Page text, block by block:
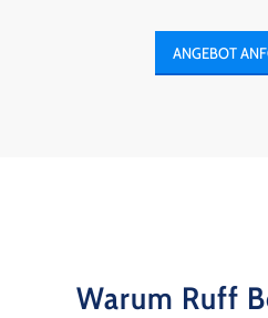
ANGEBOT
Warum Ruff